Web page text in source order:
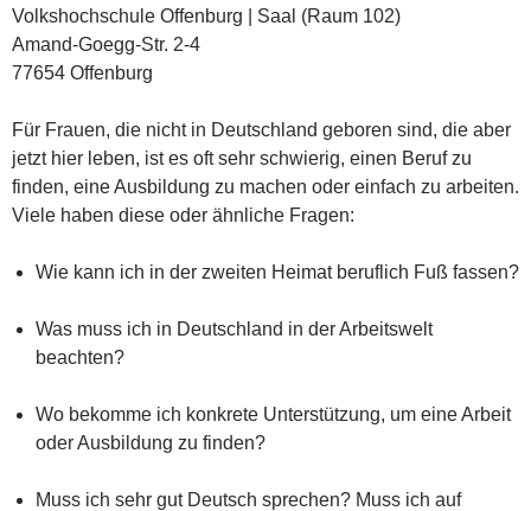
Volkshochschule Offenburg | Saal (Raum 102)
Amand-Goegg-Str. 2-4
77654 Offenburg
Für Frauen, die nicht in Deutschland geboren sind, die aber
jetzt hier leben, ist es oft sehr schwierig, einen Beruf zu
finden, eine Ausbildung zu machen oder einfach zu arbeiten.
Viele haben diese oder ähnliche Fragen:
Wie kann ich in der zweiten Heimat beruflich Fuß fassen?
Was muss ich in Deutschland in der Arbeitswelt
beachten?
Wo bekomme ich konkrete Unterstützung, um eine Arbeit
oder Ausbildung zu finden?
Muss ich sehr gut Deutsch sprechen? Muss ich auf